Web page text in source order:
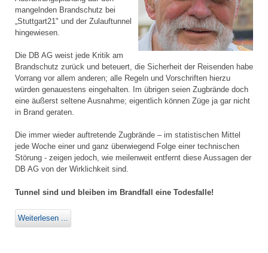
mangelnden Brandschutz bei
„Stuttgart21" und der Zulauftunnel
hingewiesen.
Die DB AG weist jede Kritik am
Brandschutz zurück und beteuert, die Sicherheit der Reisenden habe
Vorrang vor allem anderen; alle Regeln und Vorschriften hierzu
würden genauestens eingehalten. Im übrigen seien Zugbrände doch
eine äußerst seltene Ausnahme; eigentlich können Züge ja gar nicht
in Brand geraten.
Die immer wieder auftretende Zugbrände – im statistischen Mittel
jede Woche einer und ganz überwiegend Folge einer technischen
Störung - zeigen jedoch, wie meilenweit entfernt diese Aussagen der
DB AG von der Wirklichkeit sind.
Tunnel sind und bleiben im Brandfall eine Todesfalle!
Weiterlesen ...